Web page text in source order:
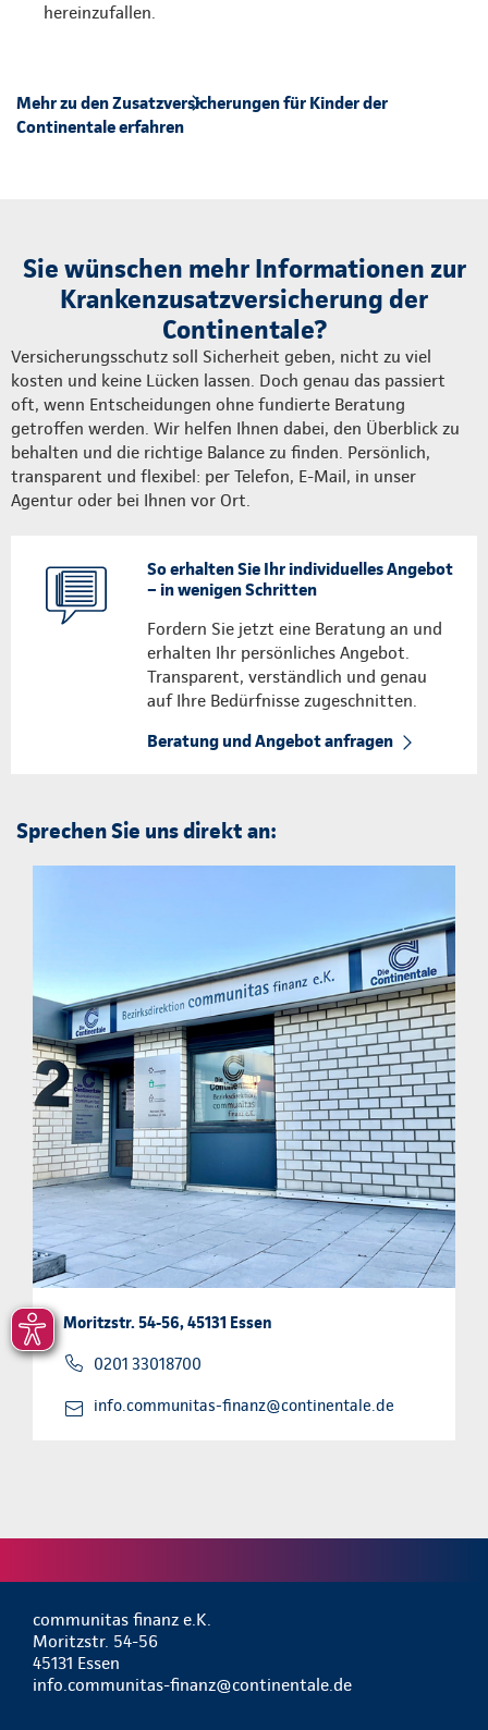
hereinzufallen.
Mehr zu den Zusatzversicherungen für Kinder der
Continentale erfahren
Sie wünschen mehr Informationen zur
Krankenzusatzversicherung der
Continentale?
Versicherungsschutz soll Sicherheit geben, nicht zu viel
kosten und keine Lücken lassen. Doch genau das passiert
oft, wenn Entscheidungen ohne fundierte Beratung
getroffen werden. Wir helfen Ihnen dabei, den Überblick zu
behalten und die richtige Balance zu finden. Persönlich,
transparent und flexibel: per Telefon, E-Mail, in unser
Agentur oder bei Ihnen vor Ort.
So erhalten Sie Ihr individuelles Angebot
– in wenigen Schritten
Fordern Sie jetzt eine Beratung an und
erhalten Ihr persönliches Angebot.
Transparent, verständlich und genau
auf Ihre Bedürfnisse zugeschnitten.
Beratung und Angebot anfragen
Sprechen Sie uns direkt an:
Moritzstr. 54-56, 45131 Essen
0201 33018700
info.communitas-finanz@continentale.de
communitas finanz e.K.
Moritzstr. 54-56
45131 Essen
info.communitas-finanz@continentale.de